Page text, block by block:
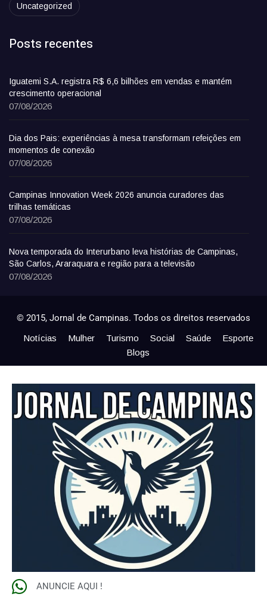
Uncategorized
Posts recentes
Iguatemi S.A. registra R$ 6,6 bilhões em vendas e mantém
crescimento operacional
07/08/2026
Dia dos Pais: experiências à mesa transformam refeições em
momentos de conexão
07/08/2026
Campinas Innovation Week 2026 anuncia curadores das
trilhas temáticas
07/08/2026
Nova temporada do Interurbano leva histórias de Campinas,
São Carlos, Araraquara e região para a televisão
07/08/2026
© 2015, Jornal de Campinas. Todos os direitos reservados
Notícias Mulher Turismo Social Saúde
Esporte
Blogs
ANUNCIE AQUI !